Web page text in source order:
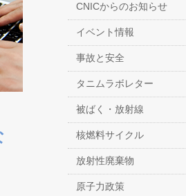
CNICからのお知らせ
イベント情報
事故と安全
タニムラボレター
被ばく・放射線
核燃料サイクル
放射性廃棄物
原子力政策